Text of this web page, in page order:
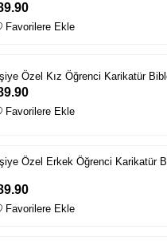
Favorilere Ekle
Özel Kız Öğrenci Karikatür
Favorilere Ekle
Özel Erkek Öğrenci Karikatür
Favorilere Ekle